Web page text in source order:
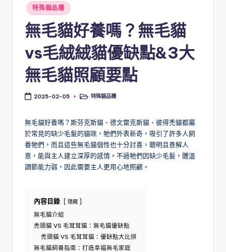
Posted
in
特殊貓品種
無毛貓好養嗎？無毛貓
vs毛絨絨貓優缺點&3大
無毛貓照顧要點
2025-02-05
Posted特殊貓品種
無毛貓好養嗎？斯芬克斯貓、德文雷克斯貓、彼得禿貓都屬
於常見的缺少毛髮的貓咪，牠們外表新奇，吸引了許多人飼
養牠們，而且這些無毛貓個性也十分討喜，聰明且善解人
意，能與主人建立深厚的感情。不過牠們因缺少毛髮，體溫
調節能力弱，因此需要主人更用心地照顧。
內容目錄 隱藏
無毛貓介紹
禿頭貓 VS 毛茸茸貓：無毛貓優缺點
禿頭貓 VS 毛茸茸貓：優缺點大比拼
無毛貓飼養指南：打造幸福無毛家庭